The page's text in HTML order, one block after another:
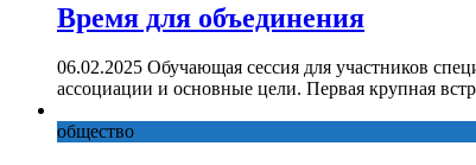
Время для объединения
06.02.2025 Обучающая сессия для участников
ассоциации и основные цели. Первая крупная
общество